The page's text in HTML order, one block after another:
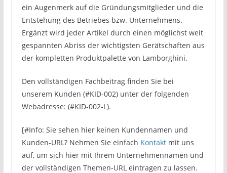
ein Augenmerk auf die Gründungsmitglieder und die
Entstehung des Betriebes bzw. Unternehmens.
Ergänzt wird jeder Artikel durch einen möglichst weit
gespannten Abriss der wichtigsten Gerätschaften aus
der kompletten Produktpalette von Lamborghini.
Den vollständigen Fachbeitrag finden Sie bei
unserem Kunden (#KID-002) unter der folgenden
Webadresse: (#KID-002-L).
[#Info: Sie sehen hier keinen Kundennamen und
Kunden-URL? Nehmen Sie einfach Kontaktmit uns
auf, um sich hier mit Ihrem Unternehmennamen und
der vollständigen Themen-URL eintragen zu lassen.